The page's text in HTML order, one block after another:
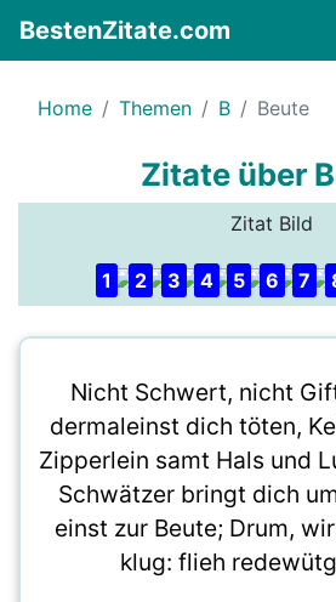
BestenZitate.com
Home Themen B Beute
Zitate über
Zitat Bild
1 2 3 4 5 6 7
Nicht Schwert, nicht
dermaleinst dich töten,
Zipperlein samt Hals und
Schwätzer bringt dich
einst zur Beute; Drum,
klug: flieh